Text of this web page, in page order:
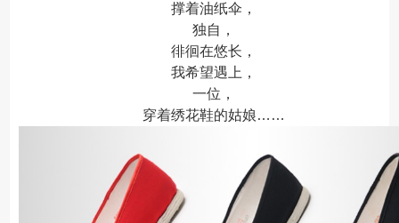
撑着油纸伞，
独自，
徘徊在悠长，
我希望遇上，
一位，
穿着绣花鞋的姑娘……